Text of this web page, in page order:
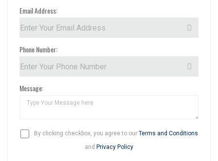
Email Address:
Phone Number:
Message:
By clicking checkbox, you agree to our Terms and Conditions
and Privacy Policy